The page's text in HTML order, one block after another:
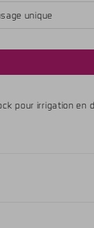
unique
pour irrigation en